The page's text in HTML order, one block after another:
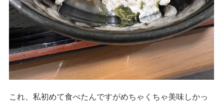
これ、私初めて食べたんですがめちゃくちゃ美味しかっ